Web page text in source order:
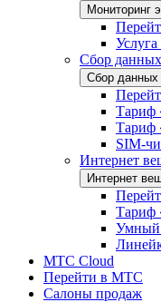
Мониторинг
Сбор
Сбор
Тариф
Тариф
SIM-
Интернет
Интернет
Тариф
Умный
МТС Cloud
Перейти в МТС
Салоны продаж